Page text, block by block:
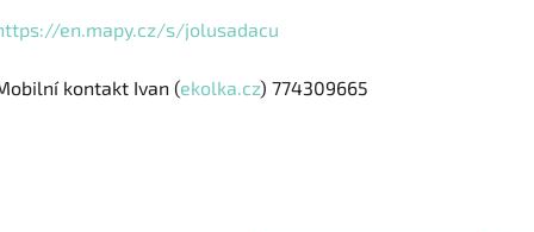
en.mapy.cz/s/jolusadacu
kontakt Ivan (ekolka.cz) 774309665